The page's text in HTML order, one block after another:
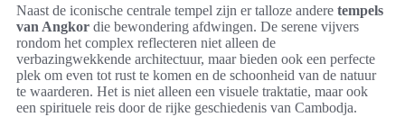
Naast de iconische centrale tempel zijn er talloze andere tempels
van Angkor die bewondering afdwingen. De serene vijvers
rondom het complex reflecteren niet alleen de
verbazingwekkende architectuur, maar bieden ook een perfecte
plek om even tot rust te komen en de schoonheid van de natuur
te waarderen. Het is niet alleen een visuele traktatie, maar ook
een spirituele reis door de rijke geschiedenis van Cambodja.